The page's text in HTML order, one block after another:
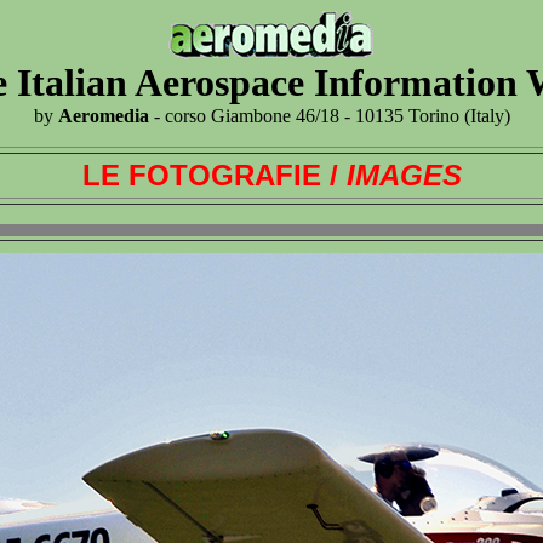
Italian Aerospace Information
by Aeromedia - corso Giambone 46/18 - 10135 Torino (Italy)
LE FOTOGRAFIE / IMAGES